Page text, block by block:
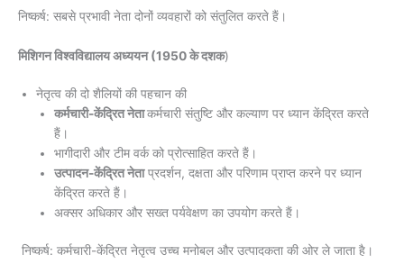
निष्कर्ष: सबसे प्रभावी नेता दोनों व्यवहारों को संतुलित करते हैं।
मिशिगन विश्वविद्यालय अध्ययन (1950 के दशक)
नेतृत्व की दो शैलियों की पहचान की
कर्मचारी-केंद्रित नेताकर्मचारी संतुष्टि और कल्याण पर ध्यान केंद्रित करते
हैं।
भागीदारी और टीम वर्क को प्रोत्साहित करते हैं।
उत्पादन-केंद्रित नेताप्रदर्शन, दक्षता और परिणाम प्राप्त करने पर ध्यान
केंद्रित करते हैं।
अक्सर अधिकार और सख्त पर्यवेक्षण का उपयोग करते हैं।
निष्कर्ष: कर्मचारी-केंद्रित नेतृत्व उच्च मनोबल और उत्पादकता की ओर ले जाता है।